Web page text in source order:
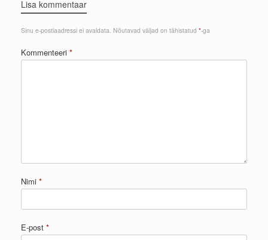
Lisa kommentaar
Sinu e-postiaadressi ei avaldata. Nõutavad väljad on tähistatud *-ga
Kommenteeri *
Nimi *
E-post *